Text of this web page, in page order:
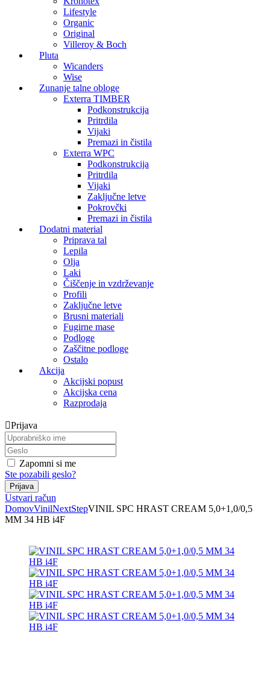
Lifestyle
Organic
Original
Villeroy & Boch
Pluta
Wicanders
Wise
Zunanje talne obloge
Exterra TIMBER
Podkonstrukcija
Pritrdila
Vijaki
Premazi in čistila
Exterra WPC
Podkonstrukcija
Pritrdila
Vijaki
Zaključne letve
Pokrovčki
Premazi in čistila
Dodatni material
Priprava tal
Lepila
Olja
Laki
Čiščenje in vzdrževanje
Profili
Zaključne letve
Brusni materiali
Fugirne mase
Podloge
Zaščitne podloge
Ostalo
Akcija
Akcijski popust
Akcijska cena
Razprodaja
Prijava
Zapomni si me
Ste pozabili geslo?
Ustvari račun
DomovVinilNextStepVINIL SPC HRAST CREAM 5,0+1,0/0,5
MM 34 HB i4F